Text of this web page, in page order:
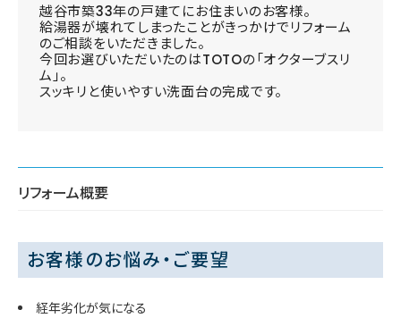
越谷市築33年の戸建てにお住まいのお客様。
給湯器が壊れてしまったことがきっかけでリフォーム
のご相談をいただきました。
今回お選びいただいたのはTOTOの「オクターブスリ
ム」。
スッキリと使いやすい洗面台の完成です。
リフォーム概要
お客様のお悩み・ご要望
経年劣化が気になる